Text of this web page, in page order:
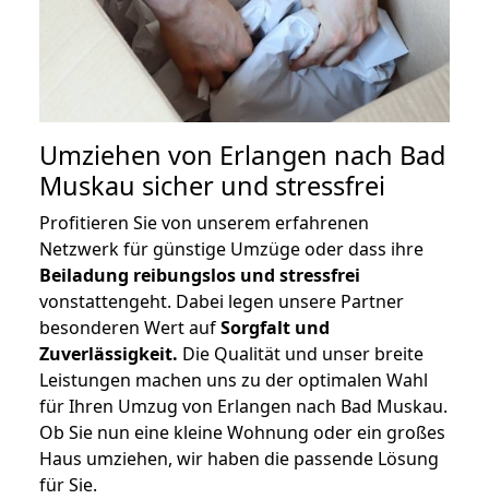
Umziehen von Erlangen nach Bad
Muskau sicher und stressfrei
Profitieren Sie von unserem erfahrenen
Netzwerk für günstige Umzüge oder dass ihre
Beiladung reibungslos und stressfrei
vonstattengeht. Dabei legen unsere Partner
besonderen Wert aufSorgfalt und
Zuverlässigkeit. Die Qualität und unser breite
Leistungen machen uns zu der optimalen Wahl
für Ihren Umzug von Erlangen nach Bad Muskau.
Ob Sie nun eine kleine Wohnung oder ein großes
Haus umziehen, wir haben die passende Lösung
für Sie.